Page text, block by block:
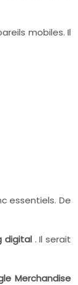
mobiles. Il
essentiels. De
digital . Il serait
Merchandise